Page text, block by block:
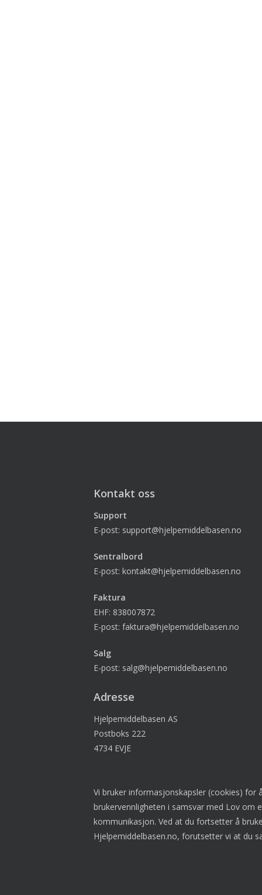
Kontakt oss
Support
E-post: support@hjelpemiddelbasen.no
Sentralbord
E-post: kontakt@hjelpemiddelbasen.no
Faktura
EHF: 838007872
E-post: faktura@hjelpemiddelbasen.no
Salg
E-post: salg@hjelpemiddelbasen.no
Adresse
Hjelpemiddelbasen AS
Postboks 222
4734 EVJE
Vi bruker informasjonskapsler (cookies) for
brukervennligheten i samsvar med Lov om
kommunikasjon. Ved at du fortsetter å
Hjelpemiddelbasen.no, forutsetter vi at du